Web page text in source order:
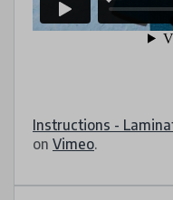
Instructions -
on Vimeo.